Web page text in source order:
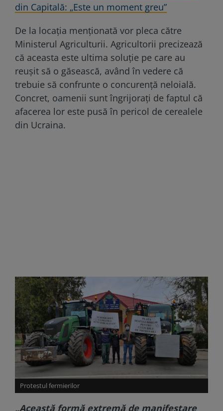
din Capitală: „Este un moment greu”
De la locația menționată vor pleca către
Ministerul Agriculturii. Agricultorii precizează
că aceasta este ultima soluție pe care au
reușit să o găsească, având în vedere că
trebuie să confrunte o concurență neloială.
Concret, oamenii sunt îngrijorați de faptul că
afacerea lor este pusă în pericol de cerealele
din Ucraina.
Protestul fermierilor
„Această formă extremă de manifestare